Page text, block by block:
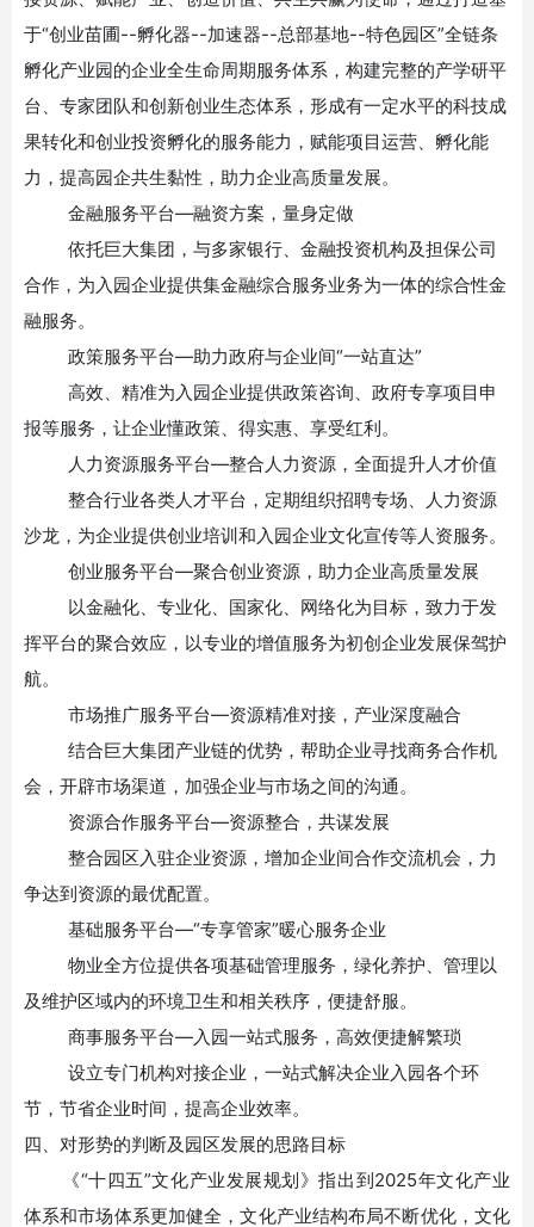
于“创业苗圃--孵化器--加速器--总部基地--特色园区”全链条
孵化产业园的企业全生命周期服务体系，构建完整的产学研平
台、专家团队和创新创业生态体系，形成有一定水平的科技成
果转化和创业投资孵化的服务能力，赋能项目运营、孵化能
力，提高园企共生黏性，助力企业高质量发展。
金融服务平台—融资方案，量身定做
依托巨大集团，与多家银行、金融投资机构及担保公司
合作，为入园企业提供集金融综合服务业务为一体的综合性金
融服务。
政策服务平台—助力政府与企业间“一站直达”
高效、精准为入园企业提供政策咨询、政府专享项目申
报等服务，让企业懂政策、得实惠、享受红利。
人力资源服务平台—整合人力资源，全面提升人才价值
整合行业各类人才平台，定期组织招聘专场、人力资源
沙龙，为企业提供创业培训和入园企业文化宣传等人资服务。
创业服务平台—聚合创业资源，助力企业高质量发展
以金融化、专业化、国家化、网络化为目标，致力于发
挥平台的聚合效应，以专业的增值服务为初创企业发展保驾护
航。
市场推广服务平台—资源精准对接，产业深度融合
结合巨大集团产业链的优势，帮助企业寻找商务合作机
会，开辟市场渠道，加强企业与市场之间的沟通。
资源合作服务平台—资源整合，共谋发展
整合园区入驻企业资源，增加企业间合作交流机会，力
争达到资源的最优配置。
基础服务平台—“专享管家”暖心服务企业
物业全方位提供各项基础管理服务，绿化养护、管理以
及维护区域内的环境卫生和相关秩序，便捷舒服。
商事服务平台—入园一站式服务，高效便捷解繁琐
设立专门机构对接企业，一站式解决企业入园各个环
节，节省企业时间，提高企业效率。
四、对形势的判断及园区发展的思路目标
《“十四五”文化产业发展规划》指出到2025年文化产业
体系和市场体系更加健全，文化产业结构布局不断优化，文化